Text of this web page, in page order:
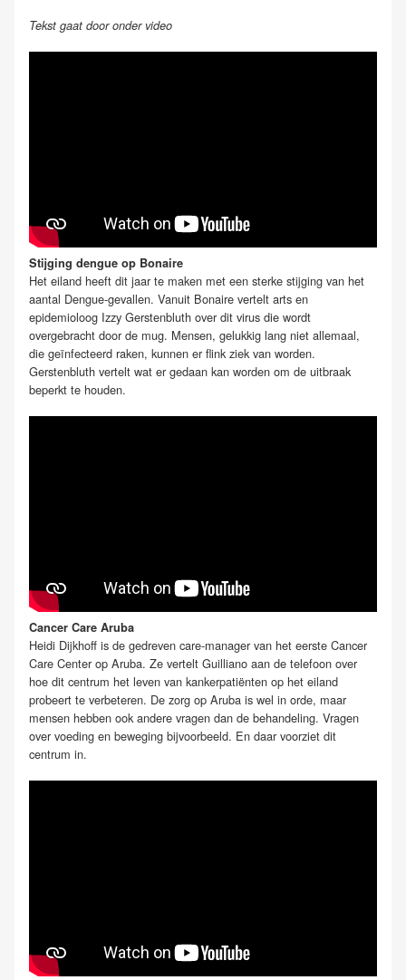
Tekst gaat door onder video
Stijging dengue op Bonaire
Het eiland heeft dit jaar te maken met een sterke stijging van het
aantal Dengue-gevallen. Vanuit Bonaire vertelt arts en
epidemioloog Izzy Gerstenbluth over dit virus die wordt
overgebracht door de mug. Mensen, gelukkig lang niet allemaal,
die geïnfecteerd raken, kunnen er flink ziek van worden.
Gerstenbluth vertelt wat er gedaan kan worden om de uitbraak
beperkt te houden.
Cancer Care Aruba
Heidi Dijkhoff is de gedreven care-manager van het eerste Cancer
Care Center op Aruba. Ze vertelt Guilliano aan de telefoon over
hoe dit centrum het leven van kankerpatiënten op het eiland
probeert te verbeteren. De zorg op Aruba is wel in orde, maar
mensen hebben ook andere vragen dan de behandeling. Vragen
over voeding en beweging bijvoorbeeld. En daar voorziet dit
centrum in.